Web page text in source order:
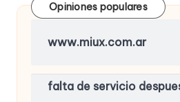
Opiniones populares
www.miux.com.ar
falta de servicio